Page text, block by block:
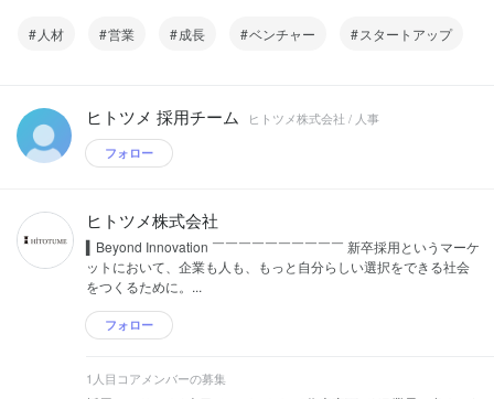
人材 営業 成長 ベンチャー スタートアップ
ヒトツメ 採用チーム ヒトツメ株式会社 / 人事
フォロー
ヒトツメ株式会社
▍Beyond Innovation ￣￣￣￣￣￣￣￣￣￣ 新卒採用というマーケ
ットにおいて、企業も人も、もっと自分らしい選択をできる社会
をつくるために。...
フォロー
1人目コアメンバーの募集